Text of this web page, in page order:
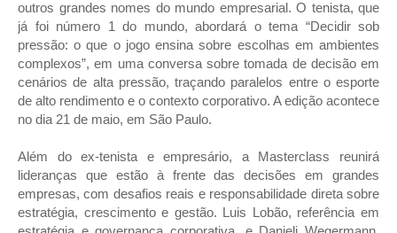
outros grandes nomes do mundo empresarial. O tenista, que
já foi número 1 do mundo, abordará o tema “Decidir sob
pressão: o que o jogo ensina sobre escolhas em ambientes
complexos”, em uma conversa sobre tomada de decisão em
cenários de alta pressão, traçando paralelos entre o esporte
de alto rendimento e o contexto corporativo. A edição acontece
no dia 21 de maio, em São Paulo.
Além do ex-tenista e empresário, a Masterclass reunirá
lideranças que estão à frente das decisões em grandes
empresas, com desafios reais e responsabilidade direta sobre
estratégia, crescimento e gestão. Luis Lobão, referência em